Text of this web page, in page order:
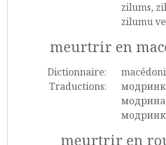
zilums,
zilumu
meurtrir en
Dictionnaire:
Traductions:
meurtrir en